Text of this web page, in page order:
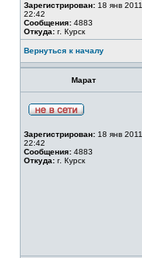
Зарегистрирован: 18 янв 2011
22:42
Сообщения: 4883
Откуда: г. Курск
Вернуться к началу
Марат
Зарегистрирован: 18 янв 2011
22:42
Сообщения: 4883
Откуда: г. Курск